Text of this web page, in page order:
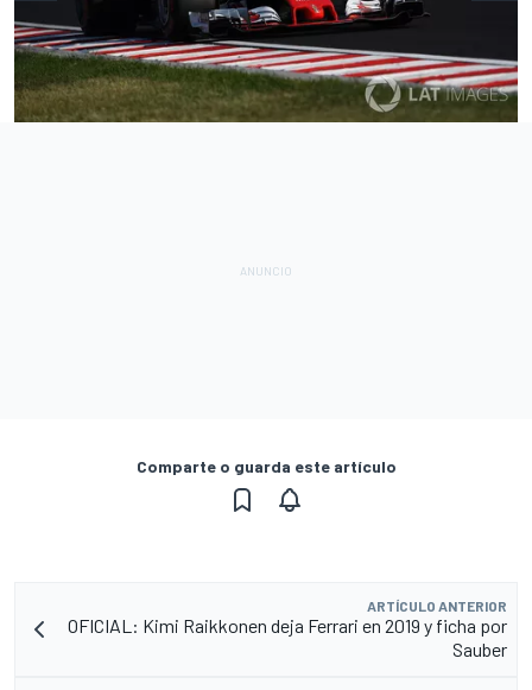
Comparte o guarda este artículo
ARTÍCULO ANTERIOR
OFICIAL: Kimi Raikkonen deja Ferrari en 2019 y ficha por
Sauber